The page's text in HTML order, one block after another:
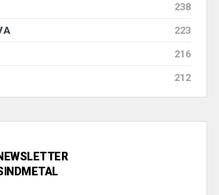
238
223
216
212